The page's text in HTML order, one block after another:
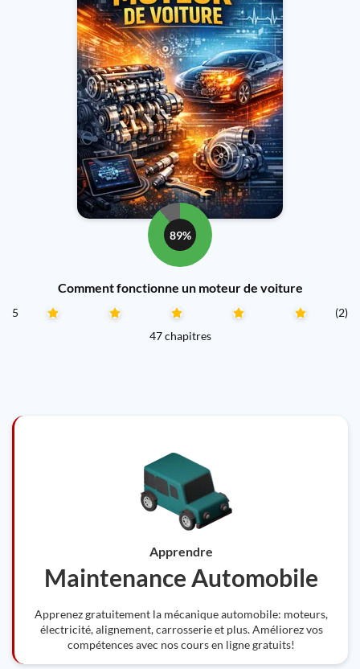
89%
Comment fonctionne un moteur de voiture
5
(2)
47 chapitres
Apprendre
Maintenance Automobile
Apprenez gratuitement la mécanique automobile: moteurs,
électricité, alignement, carrosserie et plus. Améliorez vos
compétences avec nos cours en ligne gratuits!